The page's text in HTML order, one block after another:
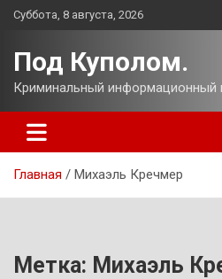
Перейти
Суббота, 8 августа, 2026
Под Куполом.
Криминальный информационный
Главная Михаэль Кречмер
Метка: Михаэль